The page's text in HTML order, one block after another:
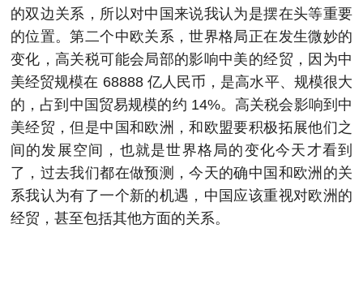
的双边关系，所以对中国来说我认为是摆在头等重要
的位置。第二个中欧关系，世界格局正在发生微妙的
变化，高关税可能会局部的影响中美的经贸，因为中
美经贸规模在 68888 亿人民币，是高水平、规模很大
的，占到中国贸易规模的约 14%。高关税会影响到中
美经贸，但是中国和欧洲，和欧盟要积极拓展他们之
间的发展空间，也就是世界格局的变化今天才看到
了，过去我们都在做预测，今天的确中国和欧洲的关
系我认为有了一个新的机遇，中国应该重视对欧洲的
经贸，甚至包括其他方面的关系。